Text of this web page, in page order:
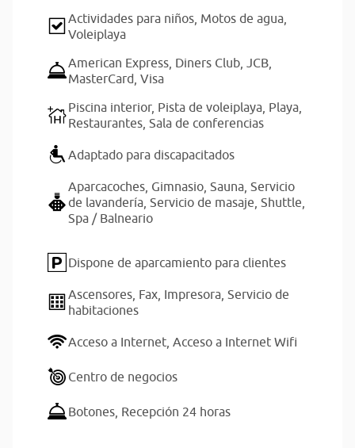
Actividades para niños, Motos de agua,
Voleiplaya
American Express, Diners Club, JCB,
MasterCard, Visa
Piscina interior, Pista de voleiplaya, Playa,
Restaurantes, Sala de conferencias
Adaptado para discapacitados
Aparcacoches, Gimnasio, Sauna, Servicio
de lavandería, Servicio de masaje, Shuttle,
Spa / Balneario
Dispone de aparcamiento para clientes
Ascensores, Fax, Impresora, Servicio de
habitaciones
Acceso a Internet, Acceso a Internet Wifi
Centro de negocios
Botones, Recepción 24 horas